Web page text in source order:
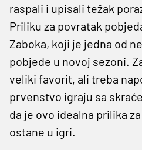
raspali i upisali težak
Priliku za povratak
Zaboka, koji je jedna od
pobjede u novoj sezoni.
veliki favorit, ali treba
prvenstvo igraju sa
da je ovo idealna prilika
ostane u igri.